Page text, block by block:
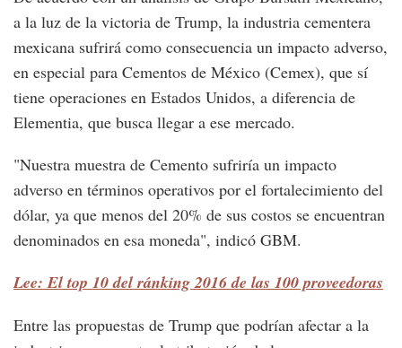
a la luz de la victoria de Trump, la industria cementera
mexicana sufrirá como consecuencia un impacto adverso,
en especial para Cementos de México (Cemex), que sí
tiene operaciones en Estados Unidos, a diferencia de
Elementia, que busca llegar a ese mercado.
"Nuestra muestra de Cemento sufriría un impacto
adverso en términos operativos por el fortalecimiento del
dólar, ya que menos del 20% de sus costos se encuentran
denominados en esa moneda", indicó GBM.
Lee: El top 10 del ránking 2016 de las 100 proveedoras
Entre las propuestas de Trump que podrían afectar a la